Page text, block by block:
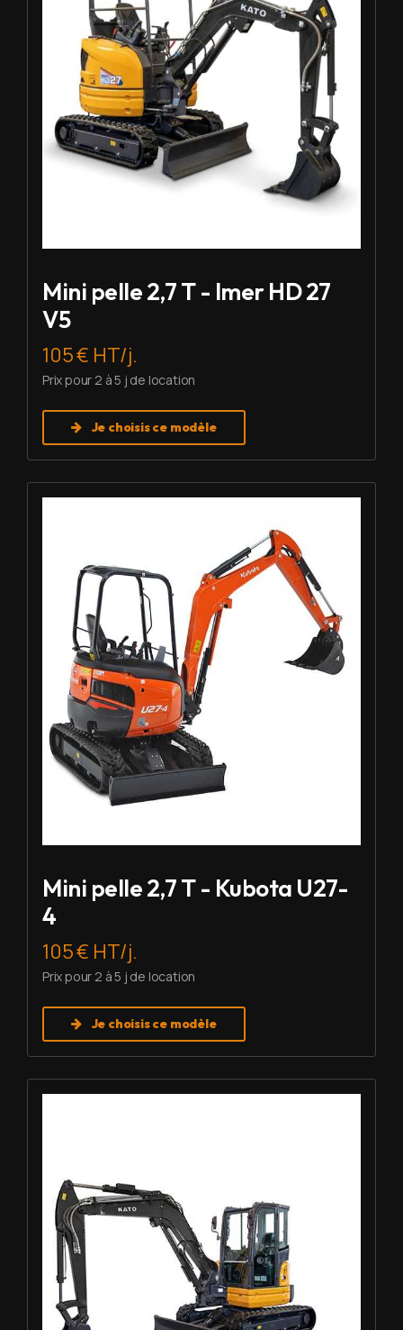
Mini pelle 2,7 T - Imer HD 27
V5
105 € HT/j.
Prix pour 2 à 5 j de location
Je choisis ce modèle
Mini pelle 2,7 T - Kubota U27-
4
105 € HT/j.
Prix pour 2 à 5 j de location
Je choisis ce modèle
Louer Mini pelle 2,7 T - Kubota U27-4
Louer Mini pelle 6 T - Imer HD 60 V5